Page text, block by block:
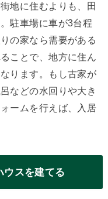
地に住むよりも、田
駐車場に車が3台程
の家なら需要がある
ことで、地方に住ん
ります。もし古家が
などの水回りや大き
ームを行えば、入居
ウスを建てる